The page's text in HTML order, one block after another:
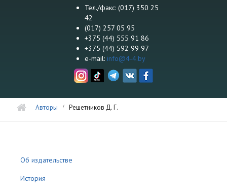
Тел./факс: (017) 350 25
42
(017) 257 05 95
+375 (44) 555 91 86
+375 (44) 592 99 97
e-mail: info@4-4.by
Авторы Решетников Д. Г.
Об издательстве
История